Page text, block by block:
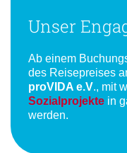
Unser
Ab einem
des Reisepreises
proVIDA e.V., mit
Sozialprojekte in
werden.